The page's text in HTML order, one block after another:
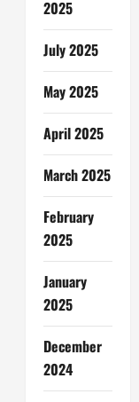
2025
July 2025
May 2025
April 2025
March 2025
February
2025
January
2025
December
2024